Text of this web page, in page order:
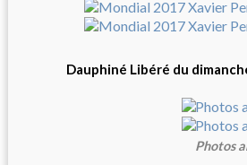
Dauphiné Libéré du
Photos